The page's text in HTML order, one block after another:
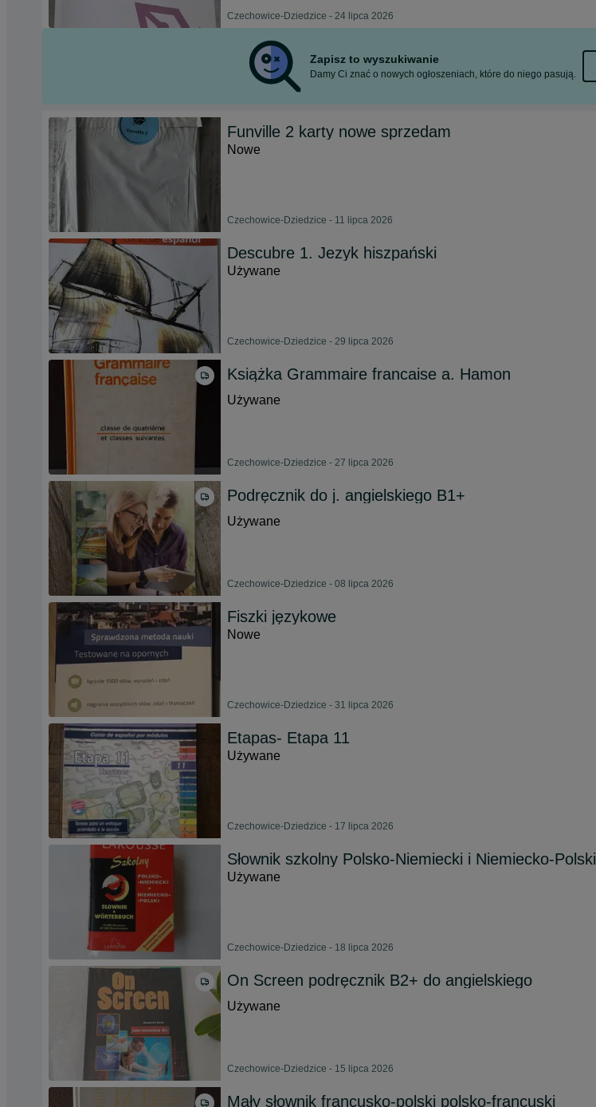
Czechowice-Dziedzice - 24 lipca 2026
Zapisz to wyszukiwanie
Damy Ci znać o nowych ogłoszeniach, które do niego pasują.
Funville 2 karty nowe sprzedam
Nowe
Czechowice-Dziedzice - 11 lipca 2026
Descubre 1. Jezyk hiszpański
Używane
Czechowice-Dziedzice - 29 lipca 2026
Książka Grammaire francaise a. Hamon
Używane
Czechowice-Dziedzice - 27 lipca 2026
Podręcznik do j. angielskiego B1+
Używane
Czechowice-Dziedzice - 08 lipca 2026
Fiszki językowe
Nowe
Czechowice-Dziedzice - 31 lipca 2026
Etapas- Etapa 11
Używane
Czechowice-Dziedzice - 17 lipca 2026
Słownik szkolny Polsko-Niemiecki i Niemiecko-Polski
Używane
Czechowice-Dziedzice - 18 lipca 2026
On Screen podręcznik B2+ do angielskiego
Używane
Czechowice-Dziedzice - 15 lipca 2026
Mały słownik francusko-polski polsko-francuski